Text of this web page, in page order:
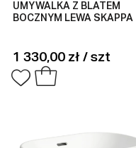
UMYWALKA Z BLATEM
BOCZNYM LEWA SKAPPA
1 330,00 zł / szt